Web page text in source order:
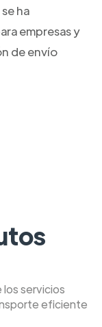
ha
empresas y
de envío
servicios
eficiente